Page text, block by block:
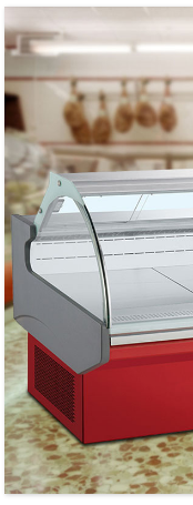
静止冷却システムと手動
フラットトップのスラ
鍵付きのドア。
R134a/R600a冷媒に対
デジタル制御システム
凝縮器内蔵型。
コンプレッサーファン付
高性能かつ省エネルギー
標準の白色は素晴らしい
下部に車輪が付いてい